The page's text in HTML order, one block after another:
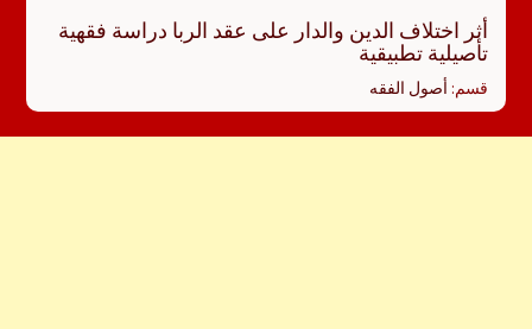
أثر اختلاف الدين والدار على عقد الربا دراسة فقهية
تأصيلية تطبيقية
قسم: أصول الفقه